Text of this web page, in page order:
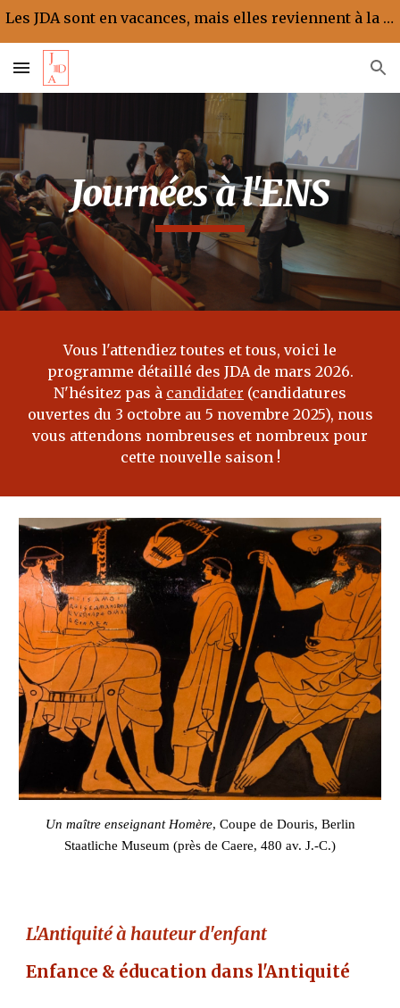
Les JDA sont en vacances, mais elles reviennent à la rentrée !
Journées à l'ENS
Vous l'attendiez toutes et tous, voici le
programme détaillé des JDA de mars 2026.
N'hésitez pas à candidater (candidatures
ouvertes du 3 octobre au 5 novembre 2025), nous
vous attendons nombreuses et nombreux pour
cette nouvelle saison !
Un maître enseignant Homère, Coupe de Douris, Berlin
Staatliche Museum (près de Caere, 480 av. J.-C.)
L'Antiquité à hauteur d'enfant
Enfance & éducation dans l'Antiquité